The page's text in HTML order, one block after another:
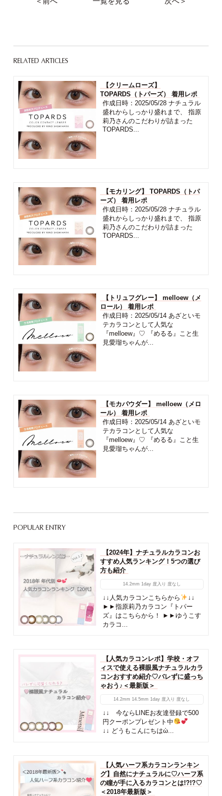
RELATED ARTICLES
【クリームローズ】
TOPARDS（トパーズ） 着用レポ
作成日時：2025/05/28 ナチュラル
盛れからしっかり盛れまで、 指原
莉乃さんのこだわりが詰まった
TOPARDS...
【モカリング】 TOPARDS（トパ
ーズ） 着用レポ
作成日時：2025/05/28 ナチュラル
盛れからしっかり盛れまで、 指原
莉乃さんのこだわりが詰まった
TOPARDS...
【トリュフグレー】 melloew（メ
ロール） 着用レポ
作成日時：2025/05/14 あざといモ
テカラコンとして人気な
『melloew』♡ 『めるる』こと生
見愛瑠ちゃんが...
【モカパウダー】 melloew（メロ
ール） 着用レポ
作成日時：2025/05/14 あざといモ
テカラコンとして人気な
『melloew』♡ 『めるる』こと生
見愛瑠ちゃんが...
POPULAR ENTRY
【2024年】ナチュラルカラコンお
すすめ人気ランキング！5つの選び
方も紹介
14.2mm 1day 度入り 度なし
↓↓人気カラコンこちらから
↓↓
►►指原莉乃カラコン『トパー
ズ』はこちらから！ ►►ゆうこす
カラコ...
【人気カラコンレポ】学校・オフ
ィスで使える裸眼風ナチュラルカラ
コンおすすめ紹介♡バレずに盛っち
ゃおう♪＜最新版＞
14.2mm 14.5mm 1day 度入り 度なし
↓↓ 今ならLINEお友達登録で500
円クーポンプレゼント中
↓↓ どうもこんにちはὠ...
【人気ハーフ系カラコンランキン
グ】自然にナチュラルに♡ハーフ系
の瞳が手に入るカラコンとは!?!?♡
＜2018年最新版＞